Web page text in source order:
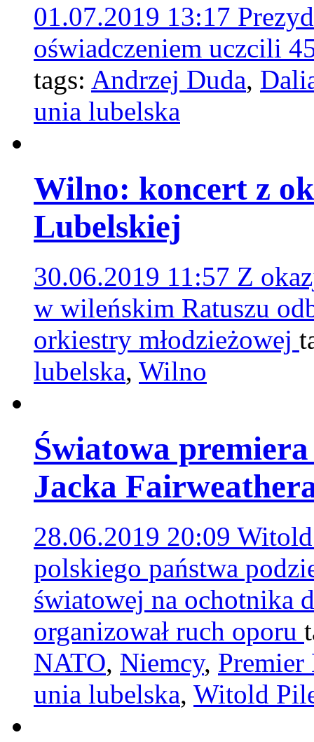
01.07.2019 13:17
oświadczeniem uczcili
tags: Andrzej Duda,
unia lubelska
Wilno: koncert z
Lubelskiej
30.06.2019 11:57 Z
w wileńskim Ratuszu
orkiestry młodzieżowej
lubelska, Wilno
Światowa
Jacka
28.06.2019 20:09
polskiego państwa
światowej na ochotnika
organizował ruch oporu
NATO, Niemcy,
unia lubelska, Witold